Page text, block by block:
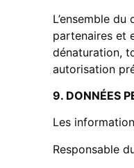
L’ensemble
partenaires et
dénaturation,
autorisation
9. DONNÉES
Les
Responsable